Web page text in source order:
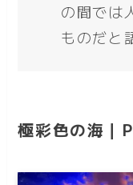
の間では
ものだと
極彩色の海